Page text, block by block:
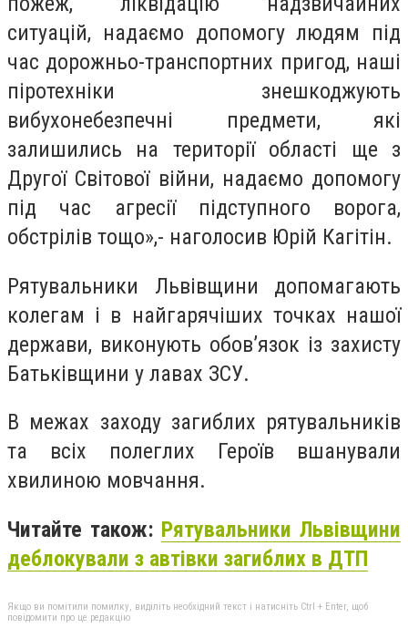
ситуацій, надаємо допомогу людям під
час дорожньо-транспортних пригод, наші
піротехніки знешкоджують
вибухонебезпечні предмети, які
залишились на території області ще з
Другої Cвітової війни, надаємо допомогу
під час агресії підступного ворога,
обстрілів тощо»,- наголосив Юрій Кагітін.
Рятувальники Львівщини допомагають
колегам і в найгарячіших точках нашої
держави, виконують обов’язок із захисту
Батьківщини у лавах ЗСУ.
В межах заходу загиблих рятувальників
та всіх полеглих Героїв вшанували
хвилиною мовчання.
Читайте також: Рятувальники Львівщини
деблокували з автівки загиблих в ДТП
Якщо ви помітили помилку, виділіть необхідний текст і натисніть Ctrl + Enter, щоб
повідомити про це редакцію